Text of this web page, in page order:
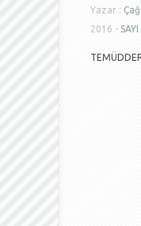
Yazar :
2016 -